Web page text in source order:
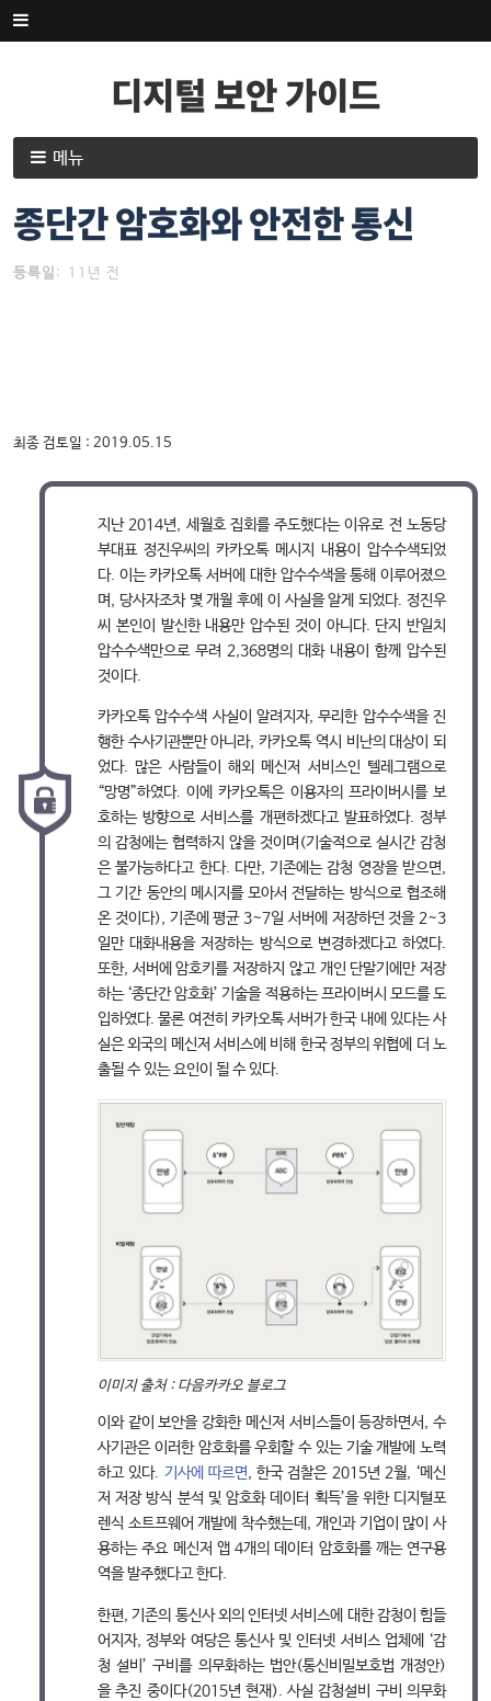
내
용
뛰
기
디지털 보안 가이드
용
으
로
너
메뉴
종단간 암호화와 안전한 통신
등록일 : 11년 전
최종 검토일 : 2019.05.15
지난 2014년, 세월호 집회를 주도했다는 이유로 전 노동당
부대표 정진우씨의 카카오톡 메시지 내용이 압수수색되었
다. 이는 카카오톡 서버에 대한 압수수색을 통해 이루어졌으
며, 당사자조차 몇 개월 후에 이 사실을 알게 되었다. 정진우
씨 본인이 발신한 내용만 압수된 것이 아니다. 단지 반일치
압수수색만으로 무려 2,368명의 대화 내용이 함께 압수된
것이다.
카카오톡 압수수색 사실이 알려지자, 무리한 압수수색을 진
행한 수사기관뿐만 아니라, 카카오톡 역시 비난의 대상이 되
었다. 많은 사람들이 해외 메신저 서비스인 텔레그램으로
“망명”하였다. 이에 카카오톡은 이용자의 프라이버시를 보
호하는 방향으로 서비스를 개편하겠다고 발표하였다. 정부
의 감청에는 협력하지 않을 것이며(기술적으로 실시간 감청
은 불가능하다고 한다. 다만, 기존에는 감청 영장을 받으면,
그 기간 동안의 메시지를 모아서 전달하는 방식으로 협조해
온 것이다), 기존에 평균 3~7일 서버에 저장하던 것을 2~3
일만 대화내용을 저장하는 방식으로 변경하겠다고 하였다.
또한, 서버에 암호키를 저장하지 않고 개인 단말기에만 저장
하는 ‘종단간 암호화’ 기술을 적용하는 프라이버시 모드를 도
입하였다. 물론 여전히 카카오톡 서버가 한국 내에 있다는 사
실은 외국의 메신저 서비스에 비해 한국 정부의 위협에 더 노
출될 수 있는 요인이 될 수 있다.
이미지 출처 : 다음카카오 블로그
이와 같이 보안을 강화한 메신저 서비스들이 등장하면서, 수
사기관은 이러한 암호화를 우회할 수 있는 기술 개발에 노력
하고 있다. 기사에 따르면, 한국 검찰은 2015년 2월, ‘메신
저 저장 방식 분석 및 암호화 데이터 획득’을 위한 디지털포
렌식 소트프웨어 개발에 착수했는데, 개인과 기업이 많이 사
용하는 주요 메신저 앱 4개의 데이터 암호화를 깨는 연구용
역을 발주했다고 한다.
한편, 기존의 통신사 외의 인터넷 서비스에 대한 감청이 힘들
어지자, 정부와 여당은 통신사 및 인터넷 서비스 업체에 ‘감
청 설비’ 구비를 의무화하는 법안(통신비밀보호법 개정안)
을 추진 중이다(2015년 현재). 사실 감청설비 구비 의무화